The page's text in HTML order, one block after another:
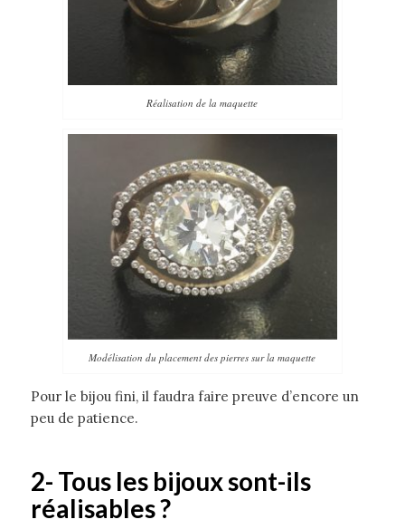
Réalisation de la maquette
Modélisation du placement des pierres sur la maquette
Pour le bijou fini, il faudra faire preuve d’encore un
peu de patience.
2- Tous les bijoux sont-ils
réalisables ?